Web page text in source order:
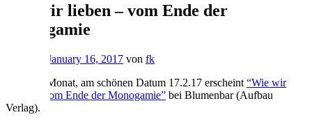
Wie wir lieben – vom Ende der
Monogamie
January 16, 2017 von fk
In einem Monat, am schönen Datum 17.2.17 erscheint “Wie wir
lieben – vom Ende der Monogamie” bei Blumenbar (Aufbau
Verlag).